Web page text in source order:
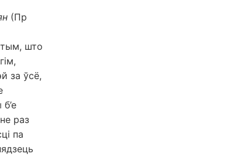
(Пр
тым, што
за ўсё,
раз
па